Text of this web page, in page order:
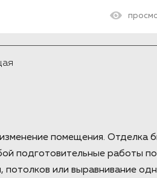
помещения. Отделка
подготовительные работы
потолков или выравнивание